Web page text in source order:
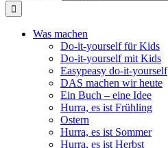
Was machen
Do-it-yourself für Kids
Do-it-yourself mit Kids
Easypeasy do-it-yourself
DAS machen wir heute
Ein Buch – eine Idee
Hurra, es ist Frühling
Ostern
Hurra, es ist Sommer
Hurra, es ist Herbst